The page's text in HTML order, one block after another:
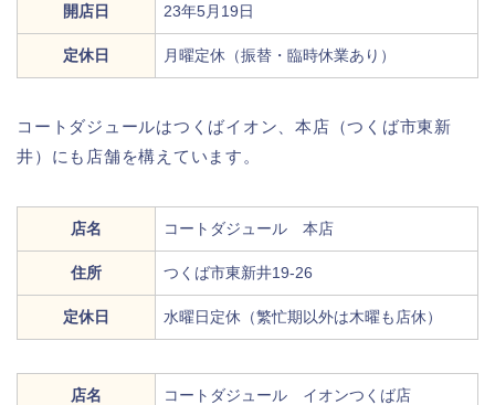
開店日 23年5月19日
定休日 月曜定休（振替・臨時休業あり）
コートダジュールはつくばイオン、本店（つくば市東新
井）にも店舗を構えています。
店名 コートダジュール 本店
住所 つくば市東新井19-26
定休日 水曜日定休（繁忙期以外は木曜も店休）
店名 コートダジュール イオンつくば店